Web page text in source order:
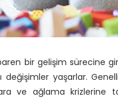
bir gelişim sürecine
değişimler yaşarlar.
ve ağlama krizlerine